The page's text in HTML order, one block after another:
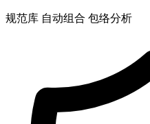
规范库 自动组合 包络分析